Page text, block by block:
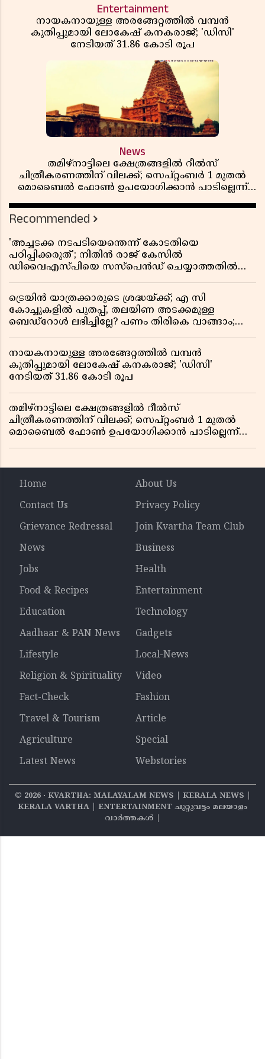
Entertainment
നായകനായുള്ള അരങ്ങേറ്റത്തിൽ വമ്പൻ
കുതിപ്പുമായി ലോകേഷ് കനകരാജ്; 'ഡിസി'
നേടിയത് 31.86 കോടി രൂപ
News
തമിഴ്‌നാട്ടിലെ ക്ഷേത്രങ്ങളിൽ റീൽസ്
ചിത്രീകരണത്തിന് വിലക്ക്; സെപ്റ്റംബർ 1 മുതൽ
മൊബൈൽ ഫോൺ ഉപയോഗിക്കാൻ പാടില്ലെന്ന്
Recommended
'അച്ചടക്ക നടപടിയെന്തെന്ന് കോടതിയെ
പഠിപ്പിക്കരുത്'; നിതിൻ രാജ് കേസിൽ
ഡിവൈഎസ്പിയെ സസ്പെൻഡ് ചെയ്യാത്തതിൽ
ട്രെയിൻ യാത്രക്കാരുടെ ശ്രദ്ധയ്ക്ക്; എ സി
കോച്ചുകളിൽ പുതപ്പ്, തലയിണ അടക്കമുള്ള
ബെഡ്റോൾ ലഭിച്ചില്ലേ? പണം തിരികെ വാങ്ങാം;
നായകനായുള്ള അരങ്ങേറ്റത്തിൽ വമ്പൻ
കുതിപ്പുമായി ലോകേഷ് കനകരാജ്; 'ഡിസി'
നേടിയത് 31.86 കോടി രൂപ
തമിഴ്‌നാട്ടിലെ ക്ഷേത്രങ്ങളിൽ റീൽസ്
ചിത്രീകരണത്തിന് വിലക്ക്; സെപ്റ്റംബർ 1 മുതൽ
മൊബൈൽ ഫോൺ ഉപയോഗിക്കാൻ പാടില്ലെന്ന്
Home
About Us
Contact Us
Privacy Policy
Grievance Redressal
Join Kvartha Team Club
News
Business
Jobs
Health
Food & Recipes
Entertainment
Education
Technology
Aadhaar & PAN News
Gadgets
Lifestyle
Local-News
Religion & Spirituality
Video
Fact-Check
Fashion
Travel & Tourism
Article
Agriculture
Special
Latest News
Webstories
© 2026‧ KVARTHA: MALAYALAM NEWS | KERALA NEWS |
KERALA VARTHA | ENTERTAINMENT ചുറ്റുവട്ടം മലയാളം
വാര്‍ത്തകൾ |